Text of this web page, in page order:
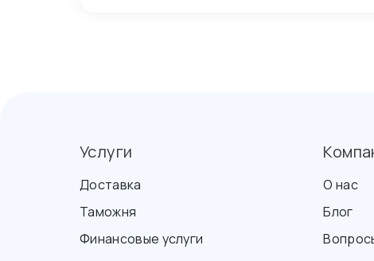
Услуги
Доставка
Таможня
Финансовые услуги
О нас
Блог